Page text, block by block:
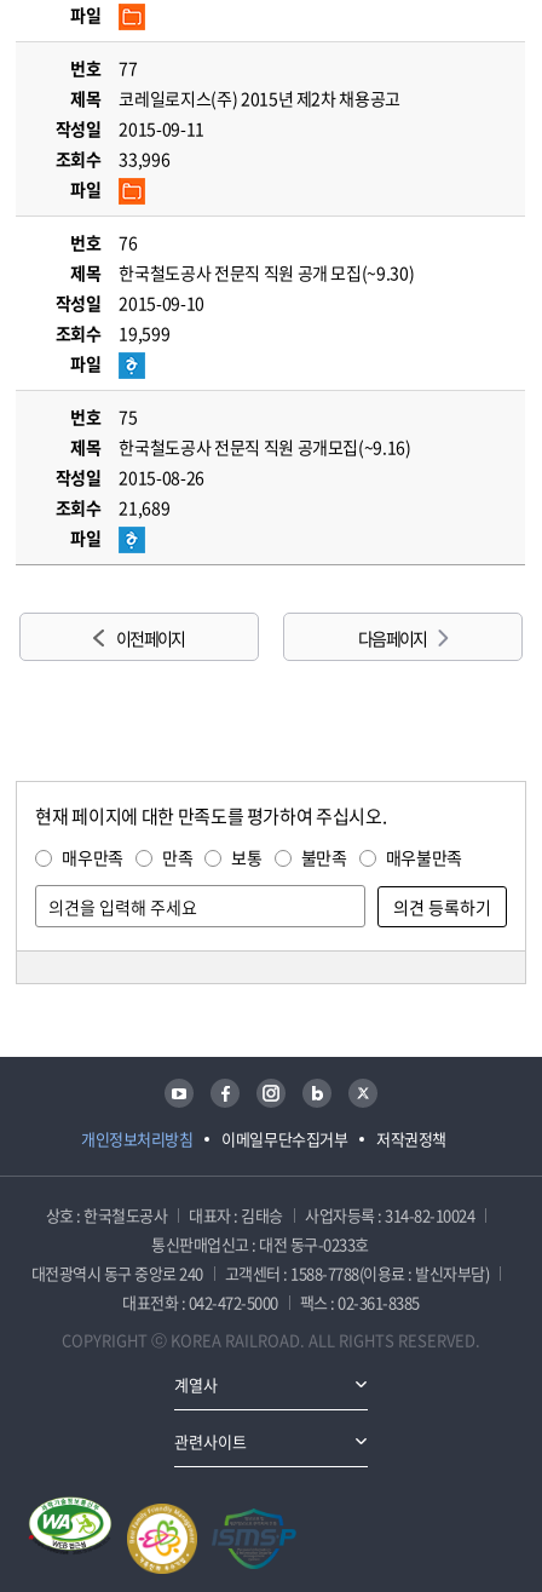
파일
번호
77
제목
코레일로지스(주) 2015년 제2차 채용공고
작성일
2015-09-11
조회수
33,996
파일
번호
76
제목
한국철도공사 전문직 직원 공개 모집(~9.30)
작성일
2015-09-10
조회수
19,599
파일
번호
75
제목
한국철도공사 전문직 직원 공개모집(~9.16)
작성일
2015-08-26
조회수
21,689
파일
이전 페이지 다음 페이지
현재 페이지에 대한 만족도를 평가하여 주십시오.
매우만족 만족 보통 불만족 매우불만족
개인정보처리방침 이메일무단수집거부 저작권정책
유튜브 페이스북 인스타그램 블로그 트위터
상호 : 한국철도공사 대표자 : 김태승
사업자등록 : 314-82-10024
통신판매업신고 : 대전 동구-0233호
대전광역시 동구 중앙로 240
고객센터 : 1588-7788(이용료 : 발신자부담)
대표전화 : 042-472-5000
팩스 : 02-361-8385
COPYRIGHT ⓒ KOREA RAILROAD. ALL RIGHTS RESERVED.
계열사
관련사이트